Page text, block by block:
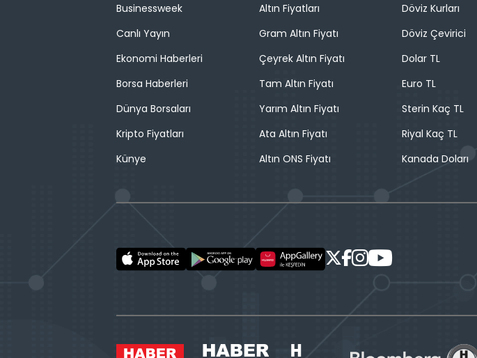
Businessweek
Canlı Yayın
Ekonomi Haberleri
Borsa Haberleri
Dünya Borsaları
Kripto Fiyatları
Künye
Altın Fiyatları
Gram Altın Fiyatı
Çeyrek Altın Fiyatı
Tam Altın Fiyatı
Yarım Altın Fiyatı
Ata Altın Fiyatı
Altın ONS Fiyatı
Döviz Kurları
Döviz Çevirici
Dolar TL
Euro TL
Sterin Kaç TL
Riyal Kaç TL
Kanada Doları